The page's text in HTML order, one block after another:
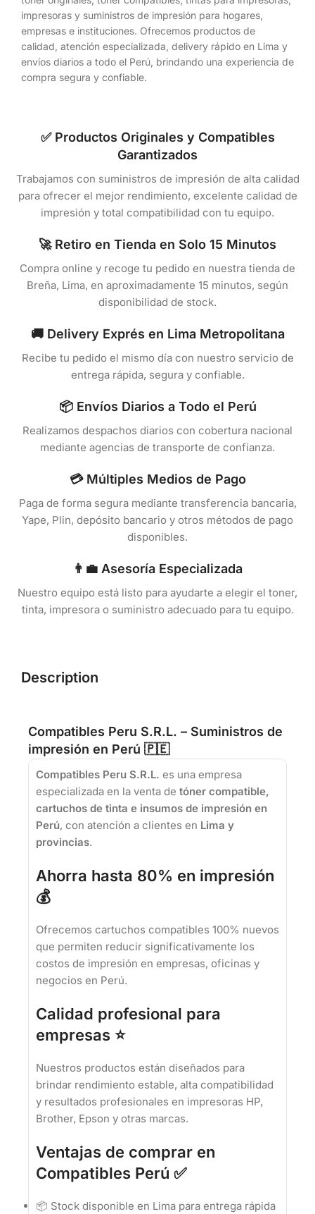
impresoras y suministros de impresión para hogares,
empresas e instituciones. Ofrecemos productos de
calidad, atención especializada, delivery rápido en Lima y
envíos diarios a todo el Perú, brindando una experiencia de
compra segura y confiable.
✅ Productos Originales y Compatibles
Garantizados
Trabajamos con suministros de impresión de alta calidad
para ofrecer el mejor rendimiento, excelente calidad de
impresión y total compatibilidad con tu equipo.
🚀 Retiro en Tienda en Solo 15 Minutos
Compra online y recoge tu pedido en nuestra tienda de
Breña, Lima, en aproximadamente 15 minutos, según
disponibilidad de stock.
🚚 Delivery Exprés en Lima Metropolitana
Recibe tu pedido el mismo día con nuestro servicio de
entrega rápida, segura y confiable.
📦 Envíos Diarios a Todo el Perú
Realizamos despachos diarios con cobertura nacional
mediante agencias de transporte de confianza.
💳 Múltiples Medios de Pago
Paga de forma segura mediante transferencia bancaria,
Yape, Plin, depósito bancario y otros métodos de pago
disponibles.
👨‍💼 Asesoría Especializada
Nuestro equipo está listo para ayudarte a elegir el toner,
tinta, impresora o suministro adecuado para tu equipo.
Description
Compatibles Peru S.R.L. – Suministros de
impresión en Perú 🇵🇪
Compatibles Peru S.R.L. es una empresa
especializada en la venta de tóner compatible,
cartuchos de tinta e insumos de impresión en
Perú, con atención a clientes en Lima y
provincias.
Ahorra hasta 80% en impresión
💰
Ofrecemos cartuchos compatibles 100% nuevos
que permiten reducir significativamente los
costos de impresión en empresas, oficinas y
negocios en Perú.
Calidad profesional para
empresas ⭐
Nuestros productos están diseñados para
brindar rendimiento estable, alta compatibilidad
y resultados profesionales en impresoras HP,
Brother, Epson y otras marcas.
Ventajas de comprar en
Compatibles Perú ✅
📦 Stock disponible en Lima para entrega rápida